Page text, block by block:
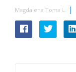
Magdalena Toma L. |